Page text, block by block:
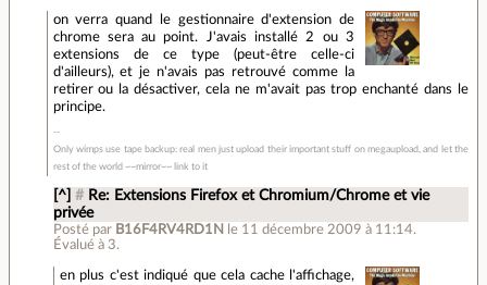
on verra quand le gestionnaire d'extension de
chrome sera au point. J'avais installé 2 ou 3
extensions de ce type (peut-être celle-ci
d'ailleurs), et je n'avais pas retrouvé comme la
retirer ou la désactiver, cela ne m'avait pas trop enchanté dans le
principe.
Only wimps use tape backup: real men just upload their important stuff on megaupload, and let the
rest of the world ~~mirror~~ link to it
[^] # Re: Extensions Firefox et Chromium/Chrome et vie
privée
Posté par B16F4RV4RD1N le 11 décembre 2009 à 11:14.
Évalué à 3.
en plus c'est indiqué que cela cache l'affichage,